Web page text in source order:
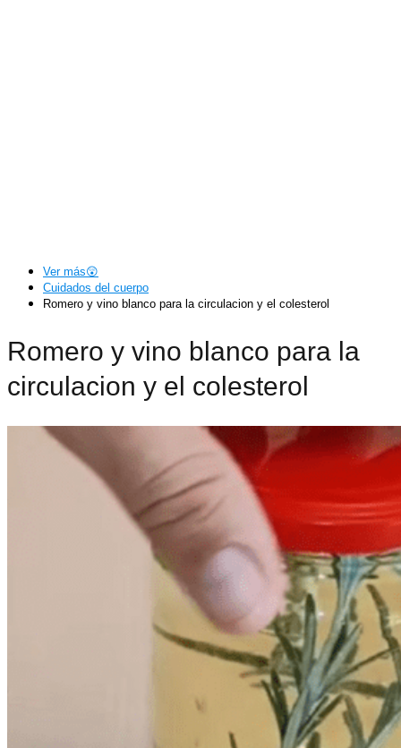
Ver más😲
Cuidados del cuerpo
Romero y vino blanco para la circulacion y el colesterol
Romero y vino blanco para la
circulacion y el colesterol